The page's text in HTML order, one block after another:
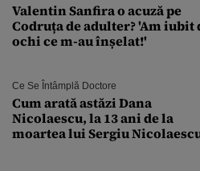
Valentin Sanfira o acuză pe
Codruța de adulter? 'Am iubit
ochi ce m-au înșelat!'
Ce Se Întâmplă Doctore
Cum arată astăzi Dana
Nicolaescu, la 13 ani de la
moartea lui Sergiu